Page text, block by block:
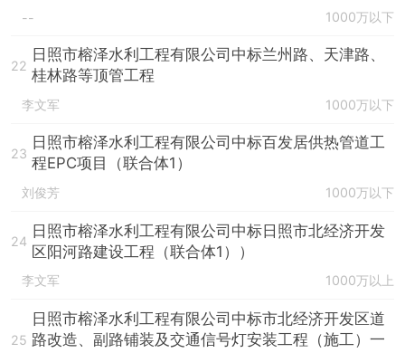
-- 1000万以下
22
日照市榕泽水利工程有限公司中标兰州路、天津路、
桂林路等顶管工程
李文军 1000万以下
23
日照市榕泽水利工程有限公司中标百发居供热管道工
程EPC项目（联合体1）
刘俊芳 1000万以下
24
日照市榕泽水利工程有限公司中标日照市北经济开发
区阳河路建设工程（联合体1））
李文军 1000万以上
25
日照市榕泽水利工程有限公司中标市北经济开发区道
路改造、副路铺装及交通信号灯安装工程（施工）一